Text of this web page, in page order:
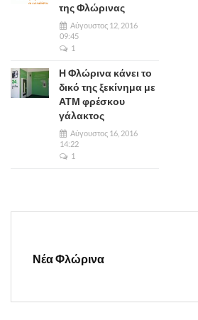
της Φλώρινας
Αύγουστος 12, 2016
09:45
1
Η Φλώρινα κάνει το
δικό της ξεκίνημα με
ΑΤΜ φρέσκου
γάλακτος
Αύγουστος 16, 2016
14:22
1
Νέα Φλώρινα